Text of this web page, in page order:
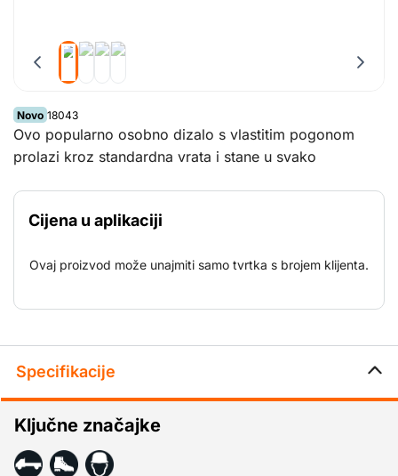
Novo 18043
Ovo popularno osobno dizalo s vlastitim pogonom
prolazi kroz standardna vrata i stane u svako
ovo osobno dizalo može podići 2 osobe s njihovim
alatom na sigurnu radnu visinu veću od 5,5 m.
Cijena u aplikaciji
Ovaj proizvod može unajmiti samo tvrtka s brojem klijenta.
Specifikacije
Ključne značajke